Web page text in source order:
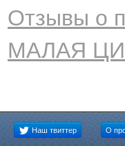
Отзывы о
МАЛАЯ
Наш твиттер О